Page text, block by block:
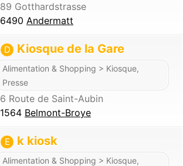
89 Gotthardstrasse
6490 Andermatt
D Kiosque de la Gare
Alimentation & Shopping > Kiosque,
Presse
6 Route de Saint-Aubin
1564 Belmont-Broye
E k kiosk
Alimentation & Shopping > Kiosque,